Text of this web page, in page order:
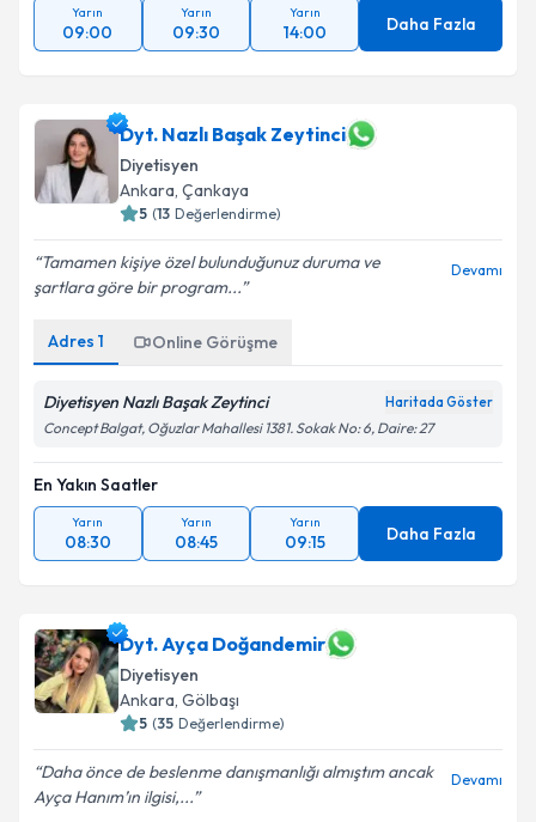
Yarın
09:00
Yarın
09:30
Yarın
14:00 Daha Fazla
Dyt. Nazlı Başak Zeytinci
Diyetisyen
Ankara, Çankaya
5 (13 Değerlendirme)
Tamamen kişiye özel bulunduğunuz duruma ve
şartlara göre bir program...
Devamı
Adres 1 Online Görüşme
Diyetisyen Nazlı Başak Zeytinci Haritada Göster
Concept Balgat, Oğuzlar Mahallesi 1381. Sokak No: 6, Daire: 27
En Yakın Saatler
Yarın
08:30
Yarın
08:45
Yarın
09:15 Daha Fazla
Dyt. Ayça Doğandemir
Diyetisyen
Ankara, Gölbaşı
5 (35 Değerlendirme)
Daha önce de beslenme danışmanlığı almıştım ancak
Ayça Hanım’ın ilgisi,...
Devamı